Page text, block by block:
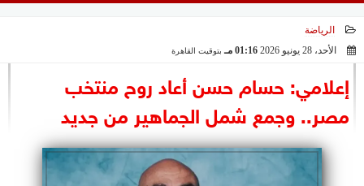
السياسة
الرئاسة
البرلمان
الوزارات
دين وفتاوى
الرياضة
الأحد، 28 يونيو 2026
01:16 مـ بتوقيت القاهرة
إعلامي: حسام حسن أعاد روح منتخب
مصر.. وجمع شمل الجماهير من جديد